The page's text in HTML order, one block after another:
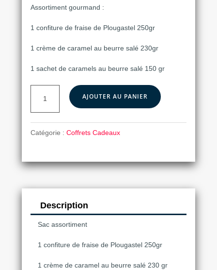
Assortiment gourmand :
1 confiture de fraise de Plougastel 250gr
1 crème de caramel au beurre salé 230gr
1 sachet de caramels au beurre salé 150 gr
gourmand
AJOUTER AU PANIER
Catégorie : Coffrets Cadeaux
Description
Sac assortiment
1 confiture de fraise de Plougastel 250gr
1 crème de caramel au beurre salé 230 gr